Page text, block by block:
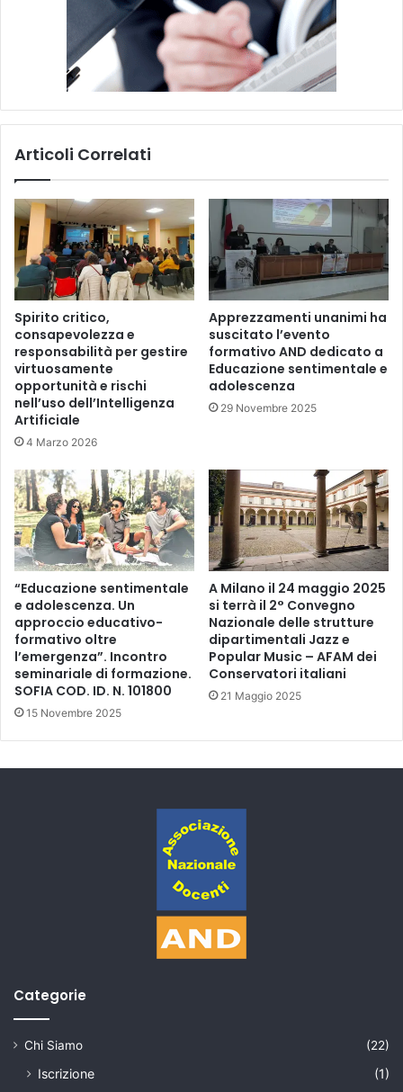
s
t
a
r
i
o
?
Articoli Correlati
Spirito critico,
consapevolezza e
responsabilità per gestire
virtuosamente
opportunità e rischi
nell’uso dell’Intelligenza
Artificiale
4 Marzo 2026
Apprezzamenti unanimi ha
suscitato l’evento
formativo AND dedicato a
Educazione sentimentale e
adolescenza
29 Novembre 2025
“Educazione sentimentale
e adolescenza. Un
approccio educativo-
formativo oltre
l’emergenza”. Incontro
seminariale di formazione.
SOFIA COD. ID. N. 101800
15 Novembre 2025
A Milano il 24 maggio 2025
si terrà il 2° Convegno
Nazionale delle strutture
dipartimentali Jazz e
Popular Music – AFAM dei
Conservatori italiani
21 Maggio 2025
Categorie
Chi Siamo (22)
Iscrizione
(1)